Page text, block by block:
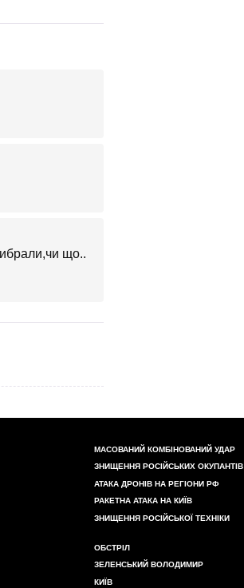
що..
МАСОВАНИЙ КОМБІНОВАНИЙ УДАР
ЗНИЩЕННЯ РОСІЙСЬКИХ ОКУПАНТІВ
АТАКА ДРОНІВ НА РЕГІОНИ РФ
РАКЕТНА АТАКА НА КИЇВ
ЗНИЩЕННЯ РОСІЙСЬКОЇ ТЕХНІКИ
ОБСТРІЛ
ЗЕЛЕНСЬКИЙ ВОЛОДИМИР
КИЇВ